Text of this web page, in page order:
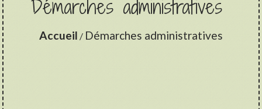
Démarches administratives
Accueil / Démarches administratives